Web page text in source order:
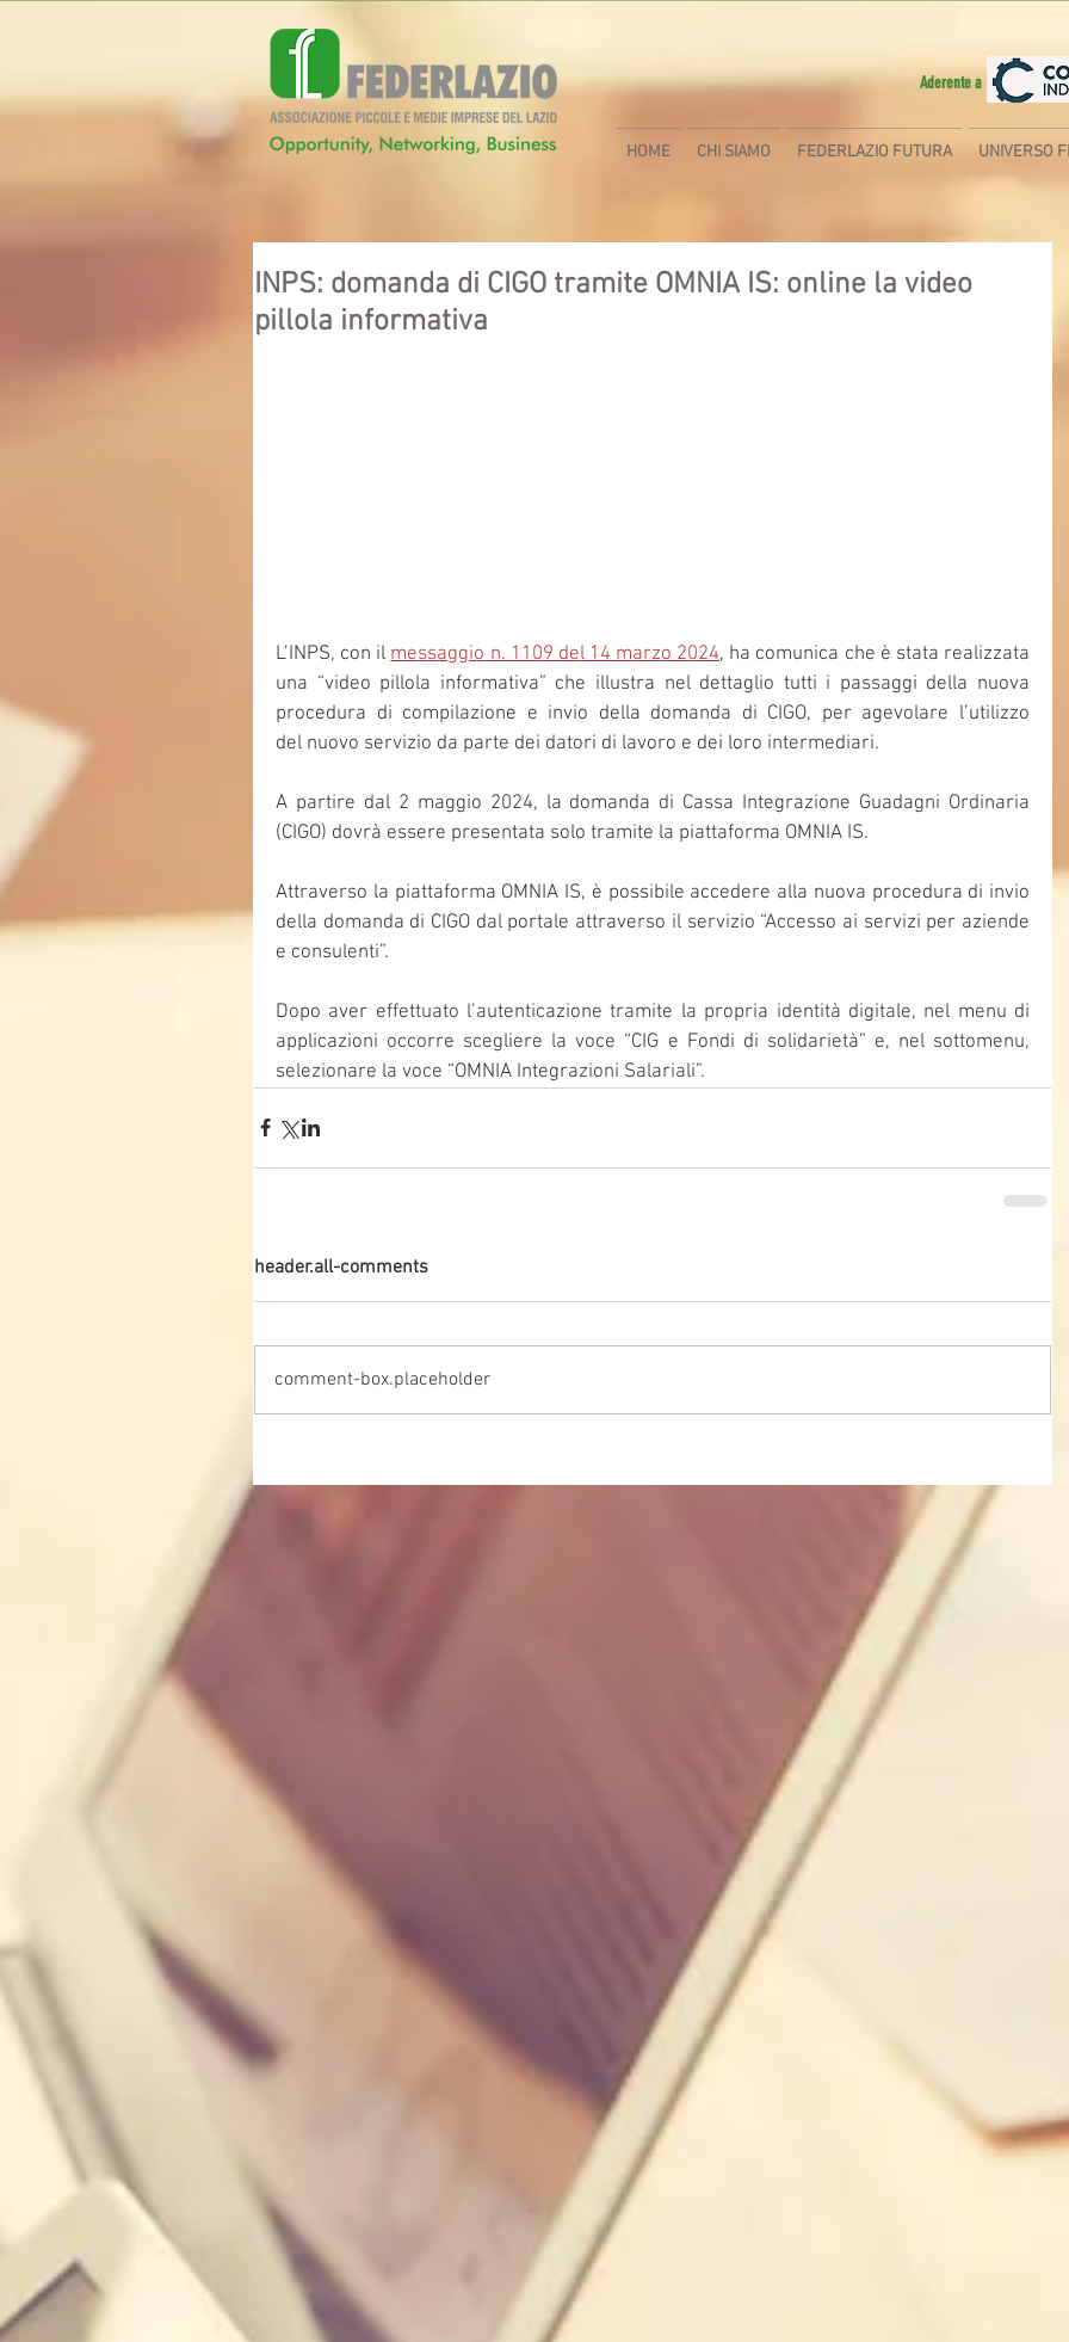
Aderente a
HOME CHI SIAMO FEDERLAZIO FUTURA UNIVERSO
INPS: domanda di CIGO tramite OMNIA IS: online la video
pillola informativa
L’INPS, con il messaggio n. 1109 del 14 marzo 2024, ha comunica che è stata realizzata
una “video pillola informativa” che illustra nel dettaglio tutti i passaggi della nuova
procedura di compilazione e invio della domanda di CIGO, per agevolare l’utilizzo
del nuovo servizio da parte dei datori di lavoro e dei loro intermediari.
A partire dal 2 maggio 2024, la domanda di Cassa Integrazione Guadagni Ordinaria
(CIGO) dovrà essere presentata solo tramite la piattaforma OMNIA IS.
Attraverso la piattaforma OMNIA IS, è possibile accedere alla nuova procedura di invio
della domanda di CIGO dal portale attraverso il servizio “Accesso ai servizi per aziende
e consulenti”.
Dopo aver effettuato l’autenticazione tramite la propria identità digitale, nel menu di
applicazioni occorre scegliere la voce “CIG e Fondi di solidarietà” e, nel sottomenu,
selezionare la voce “OMNIA Integrazioni Salariali”.
header.all-comments
comment-box.placeholder